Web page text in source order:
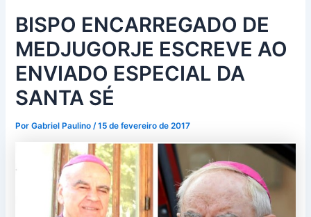
BISPO ENCARREGADO DE
MEDJUGORJE ESCREVE AO
ENVIADO ESPECIAL DA
SANTA SÉ
PorGabriel Paulino/15 de fevereiro de 2017